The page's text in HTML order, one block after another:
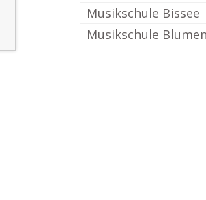
Musikschule Bissee
Musikschule